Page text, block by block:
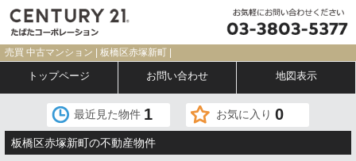
売買 中古マンション | 板橋区赤塚新町 |
トップページ お問い合わせ 地図表示
最近見た物件 1 お気に入り 0
板橋区赤塚新町の不動産物件